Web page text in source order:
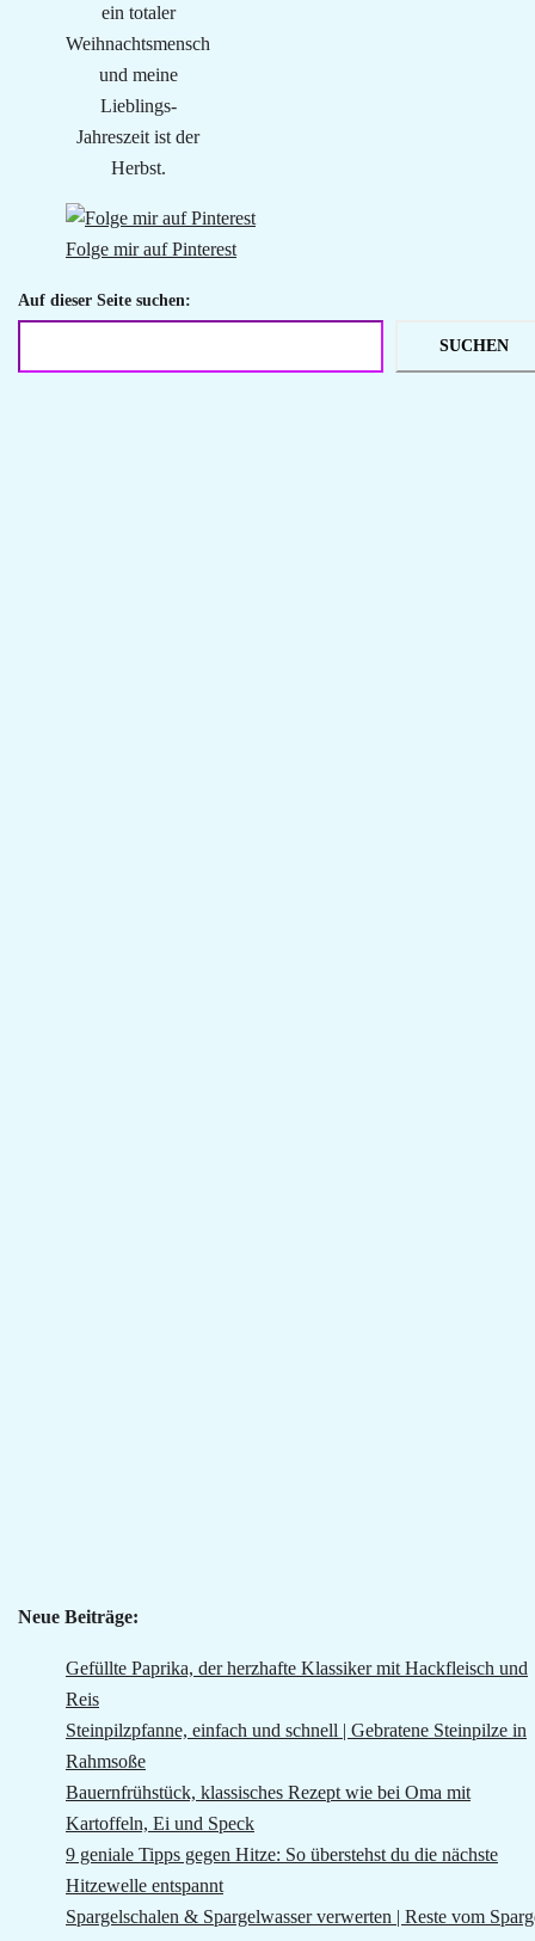
ein totaler
Weihnachtsmensch
und meine
Lieblings-
Jahreszeit ist der
Herbst.
Folge mir auf Pinterest
Auf dieser Seite suchen:
SUCHEN
Neue Beiträge:
Gefüllte Paprika, der herzhafte Klassiker mit Hackfleisch und
Reis
Steinpilzpfanne, einfach und schnell | Gebratene Steinpilze in
Rahmsoße
Bauernfrühstück, klassisches Rezept wie bei Oma mit
Kartoffeln, Ei und Speck
9 geniale Tipps gegen Hitze: So überstehst du die nächste
Hitzewelle entspannt
Spargelschalen & Spargelwasser verwerten | Reste vom